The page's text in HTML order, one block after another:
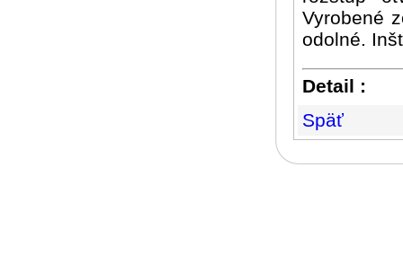
Vyrobené
odolné.
Detail :
Späť